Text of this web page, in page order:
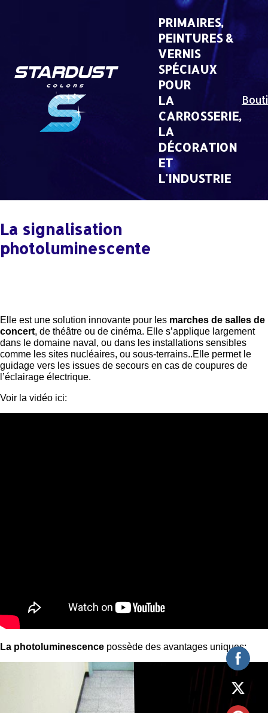
PRIMAIRES,
PEINTURES &
VERNIS
SPÉCIAUX
POUR
LA
CARROSSERIE,
LA
DÉCORATION
ET
L'INDUSTRIE
La signalisation
photoluminescente
Elle est une solution innovante pour les marches de salles de
concert, de théâtre ou de cinéma. Elle s’applique largement
dans le domaine naval, ou dans les installations sensibles
comme les sites nucléaires, ou sous-terrains..Elle permet le
guidage vers les issues de secours en cas de coupures de
l’éclairage électrique.
Voir la vidéo ici:
La photoluminescence possède des avantages uniques: